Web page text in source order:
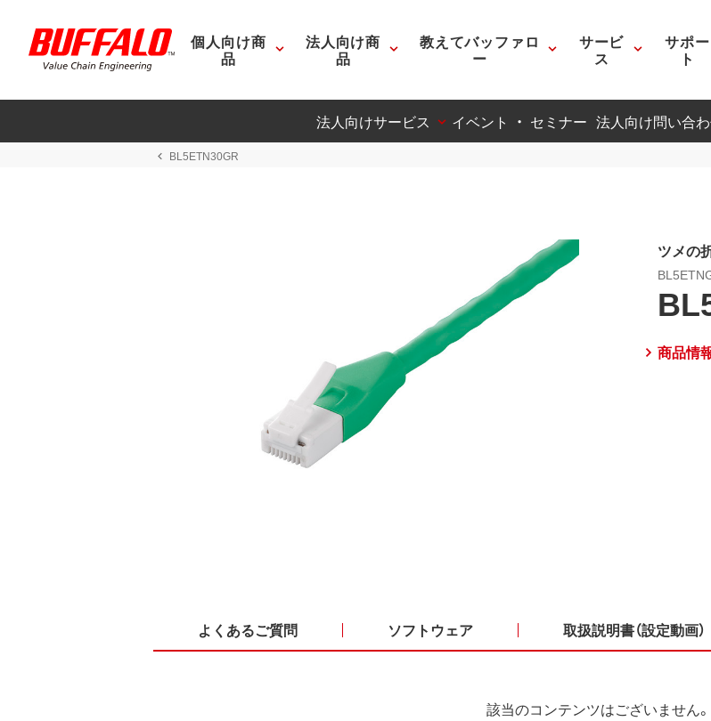
個人向け商
品
法人向け商
品
教えてバッファロ
ー
サービ
ス
サポー
ト
法人向けサービス イベント ・ セミナー 法人向け問い合
BL5ETN30GR
ツメの
商品情
よくあるご質問 ソフトウェア 取扱説明書（設定動画）
該当のコンテンツはございません。